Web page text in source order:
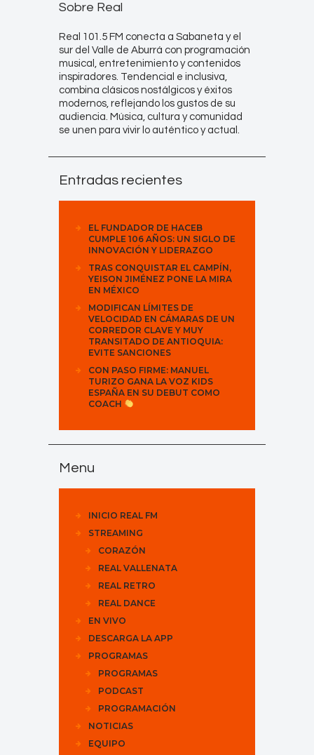
Sobre Real
Real 101.5 FM conecta a Sabaneta y el
sur del Valle de Aburrá con programación
musical, entretenimiento y contenidos
inspiradores. Tendencial e inclusiva,
combina clásicos nostálgicos y éxitos
modernos, reflejando los gustos de su
audiencia. Música, cultura y comunidad
se unen para vivir lo auténtico y actual.
Entradas recientes
EL FUNDADOR DE HACEB
CUMPLE 106 AÑOS: UN SIGLO DE
INNOVACIÓN Y LIDERAZGO
TRAS CONQUISTAR EL CAMPÍN,
YEISON JIMÉNEZ PONE LA MIRA
EN MÉXICO
MODIFICAN LÍMITES DE
VELOCIDAD EN CÁMARAS DE UN
CORREDOR CLAVE Y MUY
TRANSITADO DE ANTIOQUIA:
EVITE SANCIONES
CON PASO FIRME: MANUEL
TURIZO GANA LA VOZ KIDS
ESPAÑA EN SU DEBUT COMO
COACH
Menu
INICIO REAL FM
STREAMING
CORAZÓN
REAL VALLENATA
REAL RETRO
REAL DANCE
EN VIVO
DESCARGA LA APP
PROGRAMAS
PROGRAMAS
PODCAST
PROGRAMACIÓN
NOTICIAS
EQUIPO